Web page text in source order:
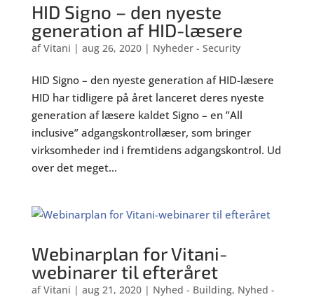
HID Signo – den nyeste
generation af HID-læsere
afVitani | aug 26, 2020| Nyheder - Security
HID Signo – den nyeste generation af HID-læsere
HID har tidligere på året lanceret deres nyeste
generation af læsere kaldet Signo – en ”All
inclusive” adgangskontrollæser, som bringer
virksomheder ind i fremtidens adgangskontrol. Ud
over det meget...
Webinarplan for Vitani-
webinarer til efteråret
afVitani | aug 21, 2020| Nyhed - Building, Nyhed -